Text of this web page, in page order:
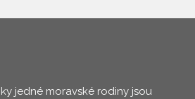
jedné moravské rodiny jsou